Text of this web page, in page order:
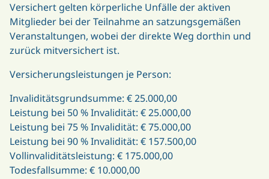
Versichert gelten körperliche Unfälle der aktiven
Mitglieder bei der Teilnahme an satzungsgemäßen
Veranstaltungen, wobei der direkte Weg dorthin und
zurück mitversichert ist.
Versicherungsleistungen je Person:
Invaliditätsgrundsumme: € 25.000,00
Leistung bei 50 % Invalidität: € 25.000,00
Leistung bei 75 % Invalidität: € 75.000,00
Leistung bei 90 % Invalidität: € 157.500,00
Vollinvaliditätsleistung: € 175.000,00
Todesfallsumme: € 10.000,00